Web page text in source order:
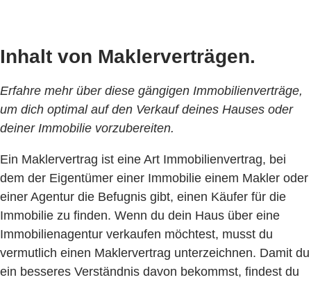
Inhalt von Maklerverträgen.
Erfahre mehr über diese gängigen Immobilienverträge,
um dich optimal auf den Verkauf deines Hauses oder
deiner Immobilie vorzubereiten.
Ein Maklervertrag ist eine Art Immobilienvertrag, bei
dem der Eigentümer einer Immobilie einem Makler oder
einer Agentur die Befugnis gibt, einen Käufer für die
Immobilie zu finden. Wenn du dein Haus über eine
Immobilienagentur verkaufen möchtest, musst du
vermutlich einen Maklervertrag unterzeichnen. Damit du
ein besseres Verständnis davon bekommst, findest du